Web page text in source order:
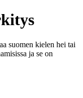
suomen kielen hei tai
ja se on